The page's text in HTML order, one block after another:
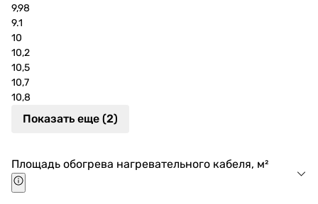
9,98
9.1
10
10,2
10,5
10,7
10,8
Показать еще (2)
Площадь обогрева нагревательного кабеля, м²